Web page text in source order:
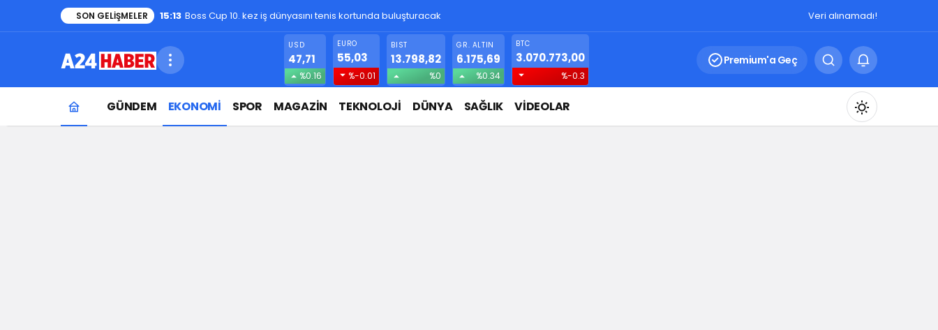
SON GELIŞMELER 1:48 Evde kedi besleyenler dikkat! Gizlice yerleşen parazit, görme kaybına yol açıyor Veri alınamadı!
USD
47,71
%0.16
EURO
55,03
%-0.01
BIST
13.798,82
%0
GR. ALTIN
6.175,69
%0.34
BTC
3.070.773,00
%-0.3
Premium'a Geç
GÜNDEM EKONOMİ SPOR MAGAZİN TEKNOLOJİ DÜNYA SAĞLIK VİDEOLAR
Mod